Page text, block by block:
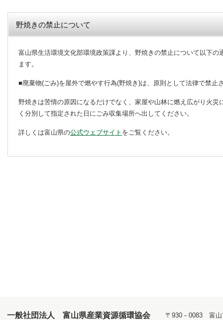
野焼きの禁止について
富山県生活環境文化部環境政策課より、野焼きの禁止について以下
ます。
■廃棄物(ごみ)を屋外で燃やす行為(野焼き)は、原則として法律で禁止
野焼きは苦情の原因になるだけでなく、家屋や山林に燃え広がり火
く分別して指定された日にごみ収集場所へ出してください。
詳しくは富山県の公式ウェブサイト をご覧ください。
一般社団法人 富山県産業資源循環協会
〒930－0083 富山